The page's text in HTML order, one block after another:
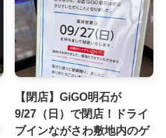
【閉店】GiGO明石が
9/27（日）で閉店！ドライ
ブインながさわ敷地内のゲ